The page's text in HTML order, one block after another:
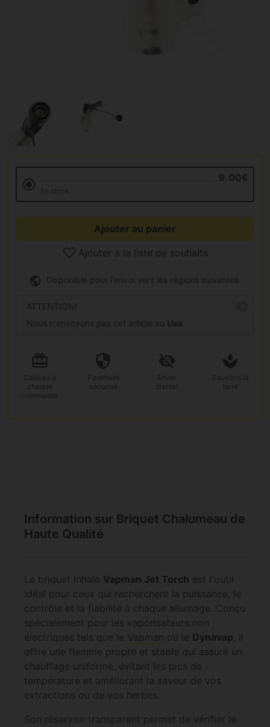
9.00€
En stock
Ajouter au panier
Ajouter à la liste de souhaits
Disponible pour l'envoi vers les régions suivantes.
ATTENTION!
Nous n'envoyons pas cet article au Usa
Cadeau à
chaque
commande
Paiement
sécurisé
Envoi
discret
Sauvons la
terre
Information sur Briquet Chalumeau de
Haute Qualité
Le briquet Inhale Vapman Jet Torch est l'outil
idéal pour ceux qui recherchent la puissance, le
contrôle et la fiabilité à chaque allumage. Conçu
spécialement pour les vaporisateurs non
électriques tels que le Vapman ou le Dynavap, il
offre une flamme propre et stable qui assure un
chauffage uniforme, évitant les pics de
température et améliorant la saveur de vos
extractions ou de vos herbes.
Son réservoir transparent permet de vérifier le